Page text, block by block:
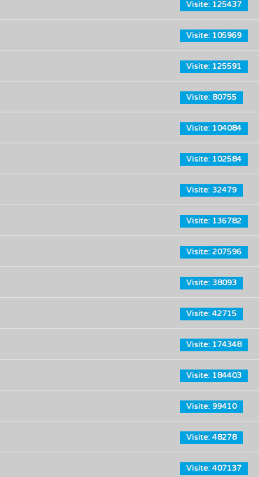
Visite: 125437
Visite: 105969
Visite: 125591
Visite: 80755
Visite: 104084
Visite: 102584
Visite: 32479
Visite: 136782
Visite: 207596
Visite: 38093
Visite: 42715
Visite: 174348
Visite: 184403
Visite: 99410
Visite: 48278
Visite: 407137